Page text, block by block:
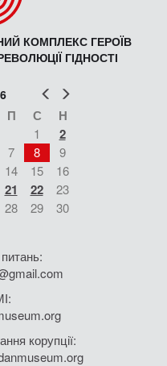
КОМПЛЕКС ГЕРОЇВ
ГІДНОСТІ
Попер
П С Н
1 2
7 8
9
14 15
16
21 22
23
28 29
30
корупції: